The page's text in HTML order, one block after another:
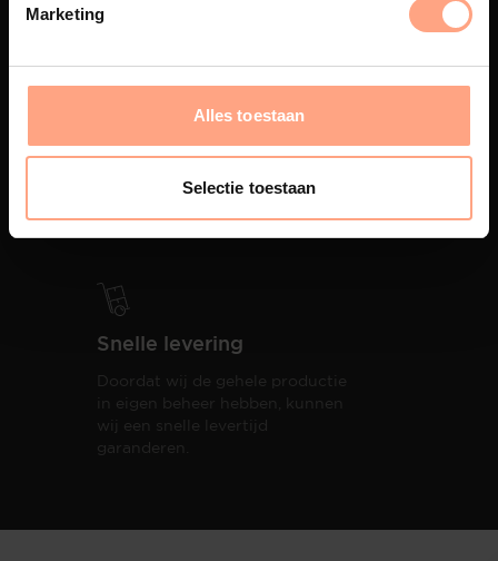
Marketing
Alles toestaan
Selectie toestaan
Interieur inrichting
PUUUR biedt volledige
oplevering,met als resultaat een
totale woonbeleving.
Snelle levering
Doordat wij de gehele productie
in eigen beheer hebben, kunnen
wij een snelle levertijd
garanderen.